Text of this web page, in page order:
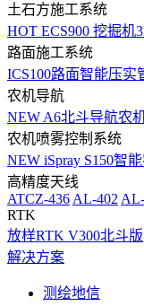
土石方施工系统
HOT ECS900 挖掘机
路面施工系统
ICS100路面智能压实
农机导航
NEW A6北斗导航农
农机喷雾控制系统
NEW iSpray S150智
高精度天线
ATCZ-436 AL-402
RTK
放样RTK V300北斗版
解决方案
测绘地信